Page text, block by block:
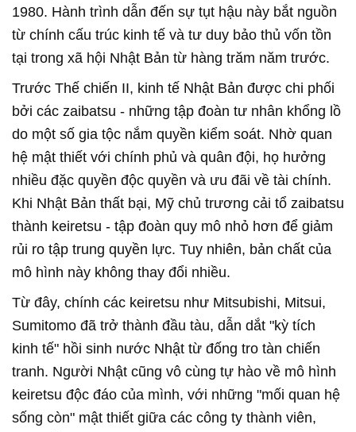
1980. Hành trình dẫn đến sự tụt hậu này bắt nguồn
từ chính cấu trúc kinh tế và tư duy bảo thủ vốn tồn
tại trong xã hội Nhật Bản từ hàng trăm năm trước.
Trước Thế chiến II, kinh tế Nhật Bản được chi phối
bởi các zaibatsu - những tập đoàn tư nhân khổng lồ
do một số gia tộc nắm quyền kiểm soát. Nhờ quan
hệ mật thiết với chính phủ và quân đội, họ hưởng
nhiều đặc quyền độc quyền và ưu đãi về tài chính.
Khi Nhật Bản thất bại, Mỹ chủ trương cải tổ zaibatsu
thành keiretsu - tập đoàn quy mô nhỏ hơn để giảm
rủi ro tập trung quyền lực. Tuy nhiên, bản chất của
mô hình này không thay đổi nhiều.
Từ đây, chính các keiretsu như Mitsubishi, Mitsui,
Sumitomo đã trở thành đầu tàu, dẫn dắt "kỳ tích
kinh tế" hồi sinh nước Nhật từ đống tro tàn chiến
tranh. Người Nhật cũng vô cùng tự hào về mô hình
keiretsu độc đáo của mình, với những "mối quan hệ
sống còn" mật thiết giữa các công ty thành viên,